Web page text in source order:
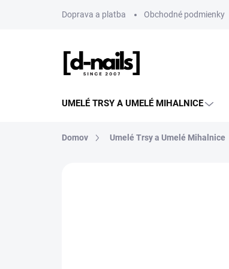
Doprava a platba Obchodné podmienky
UMELÉ TRSY A UMELÉ MIHALNICE
Domov Umelé Trsy a Umelé Mihalnice